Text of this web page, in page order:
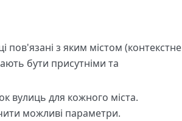
пов'язані з яким містом (контекстне
бути присутніми та
вулиць для кожного міста.
можливі параметри.